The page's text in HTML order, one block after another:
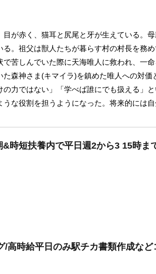
が赤く、猫耳と尻尾と牙が生えている。
る。祖父は獣人たちが暮らす村の村長を務
で苦しんでいた際に天海唯人に救われ、一
た森神さま(キマイラ)を鎮めた唯人への対
の力ではない」「学べば誰にでも扱える」
な役割を担うようになった。将来的には
時短扶養内で平日週2から3 15時ま
/高時給平日のみ駅チカ書類作成など